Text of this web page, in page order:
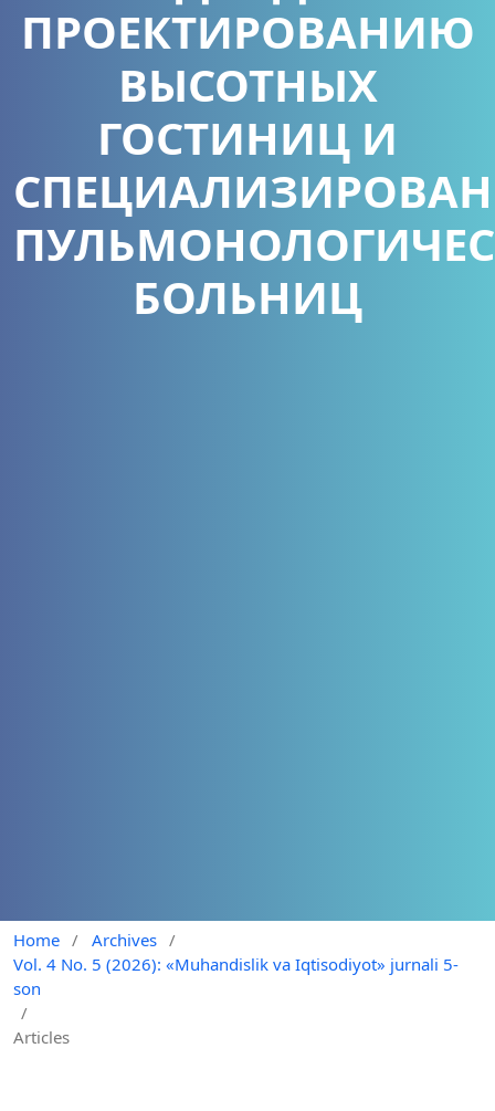
ПРОЕКТИРОВАНИЮ
ВЫСОТНЫХ
ГОСТИНИЦ И
БОЛЬНИЦ
Home / Archives /
Vol. 4 No. 5 (2026): «Muhandislik va Iqtisodiyot» jurnali 5-
son
/
Articles